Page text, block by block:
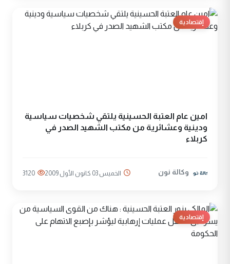
إقتصادية
امين عام العتبة الحسينية يلتقي شخصيات سياسية
ودينية وعشائرية من مكتب الشهيد الصدر في
كربلاء
وكالة نون الخميس 03 كانون الأول 2009 3120
إقتصادية